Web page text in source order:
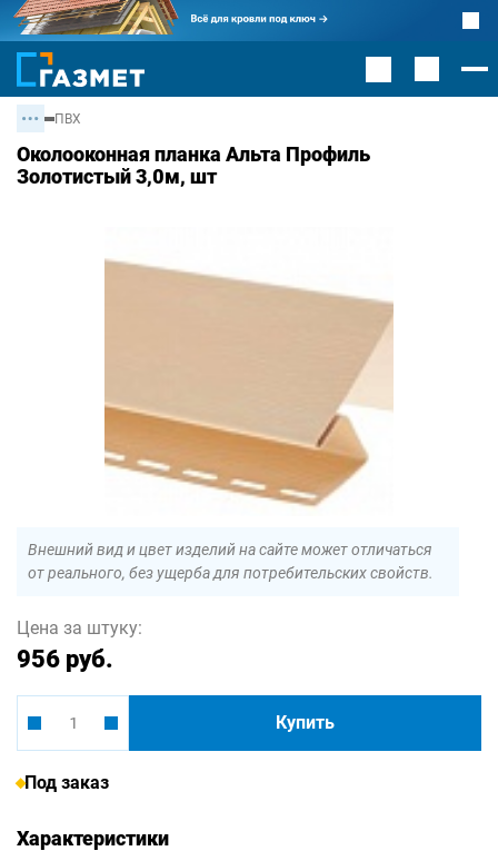
ПВХ
Околооконная планка Альта Профиль
Золотистый 3,0м, шт
Внешний вид и цвет изделий на сайте может отличаться
от реального, без ущерба для потребительских свойств.
Цена за штуку:
956 руб.
Купить
Под заказ
Характеристики